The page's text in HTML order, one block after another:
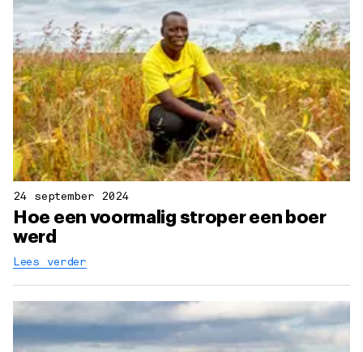
24 september 2024
Hoe een voormalig stroper een boer
werd
Lees verder